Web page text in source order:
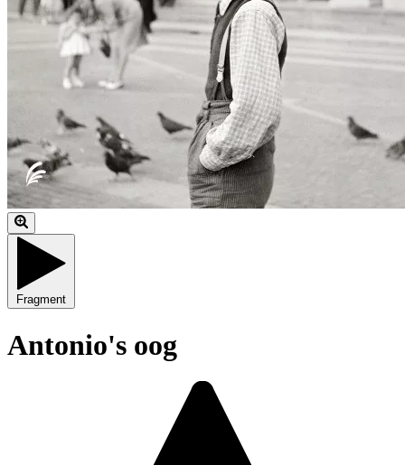
Fragment
Antonio's oog